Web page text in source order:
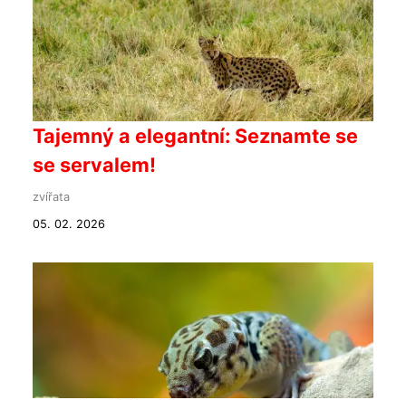
Tajemný a elegantní: Seznamte se
se servalem!
zvířata
05. 02. 2026